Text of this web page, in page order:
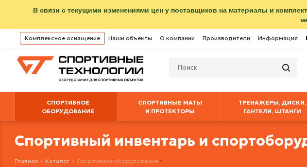
В связи с текущими изменениями цен у поставщиков на материалы и
Комплексное оснащение Наши объекты О компании Производители Информация
СПОРТИВНОЕ
ОБОРУДОВАНИЕ
СПОРТИВНЫЕ МАТЫ
И ПРОТЕКТОРЫ
ТРЕНАЖЕРЫ, ДИСКИ,
ГАНТЕЛИ, ШТАНГИ
Спортивный инвентарь и
Главная - Каталог - Спортивное оборудование